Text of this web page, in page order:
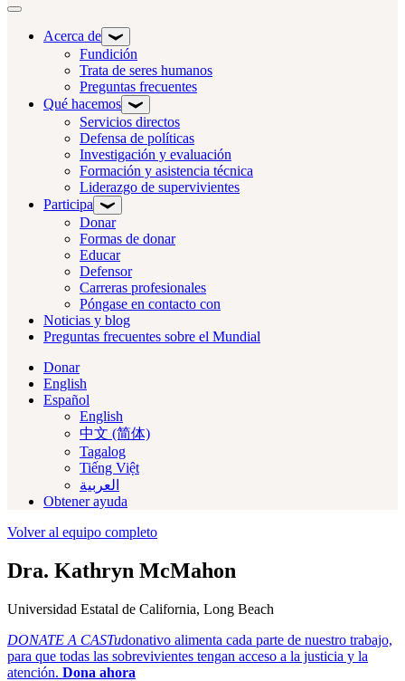
Alternar navegación
Acerca de
Fundición
Trata de seres humanos
Preguntas frecuentes
Qué hacemos
Servicios directos
Defensa de políticas
Investigación y evaluación
Formación y asistencia técnica
Liderazgo de supervivientes
Participa
Donar
Formas de donar
Educar
Defensor
Carreras profesionales
Póngase en contacto con
Noticias y blog
Preguntas frecuentes sobre el Mundial
Donar
English
Español
English
中文 (简体)
Tagalog
Tiếng Việt
العربية‏
Obtener ayuda
Volver al equipo completo
Dra. Kathryn McMahon
Universidad Estatal de California, Long Beach
DONATE A CASTudonativo alimenta cada parte de nuestro trabajo,
para que todas las sobrevivientes tengan acceso a la justicia y la
atención. Dona ahora